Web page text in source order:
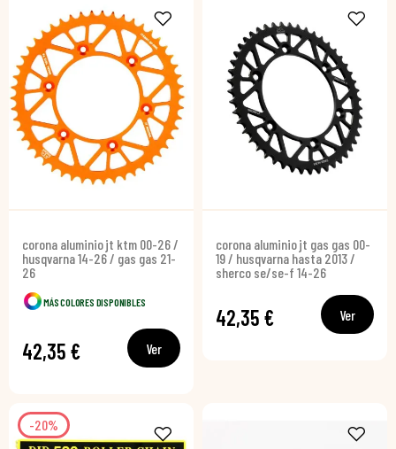
corona aluminio jt ktm 00-26 /
husqvarna 14-26 / gas gas 21-
26
MÁS COLORES DISPONIBLES
42,35 € Ver
corona aluminio jt gas gas 00-
19 / husqvarna hasta 2013 /
sherco se/se-f 14-26
42,35 € Ver
-20%